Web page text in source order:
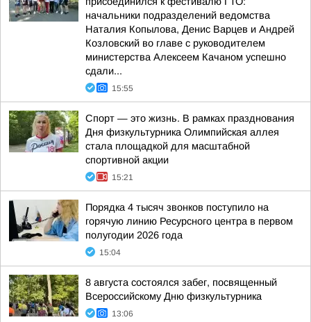
начальники подразделений ведомства
Наталия Копылова, Денис Варцев и Андрей
Козловский во главе с руководителем
министерства Алексеем Качаном успешно
сдали...
15:55
Спорт — это жизнь. В рамках празднования
Дня физкультурника Олимпийская аллея
стала площадкой для масштабной
спортивной акции
15:21
Порядка 4 тысяч звонков поступило на
горячую линию Ресурсного центра в первом
полугодии 2026 года
15:04
8 августа состоялся забег, посвященный
Всероссийскому Дню физкультурника
13:06